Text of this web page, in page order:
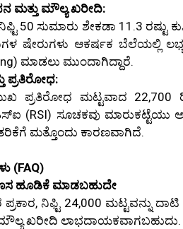
ಮತ್ತು ಮೌಲ್ಯ ಖರೀದಿ:
50 ಸುಮಾರು ಶೇಕಡಾ 11.3 ರಷ್ಟು
ಷೇರುಗಳು ಆಕರ್ಷಕ ಬೆಲೆಯಲ್ಲಿ
ಮಾಡಲು ಮುಂದಾಗಿದ್ದಾರೆ.
ಪ್ರತಿರೋಧ:
ಪ್ರತಿರೋಧ ಮಟ್ಟವಾದ
(RSI) ಸೂಚಕವು ಮಾರುಕಟ್ಟೆಯು
ಮತ್ತೊಂದು ಕಾರಣವಾಗಿದೆ.
(FAQ)
ಹೂಡಿಕೆ ಮಾಡಬಹುದೇ
ಪ್ರಕಾರ, ನಿಫ್ಟಿ 24,000 ಮಟ್ಟವನ್ನು
ಮೌಲ್ಯ ಖರೀದಿ ಲಾಭದಾಯಕವಾಗಬಹುದು.